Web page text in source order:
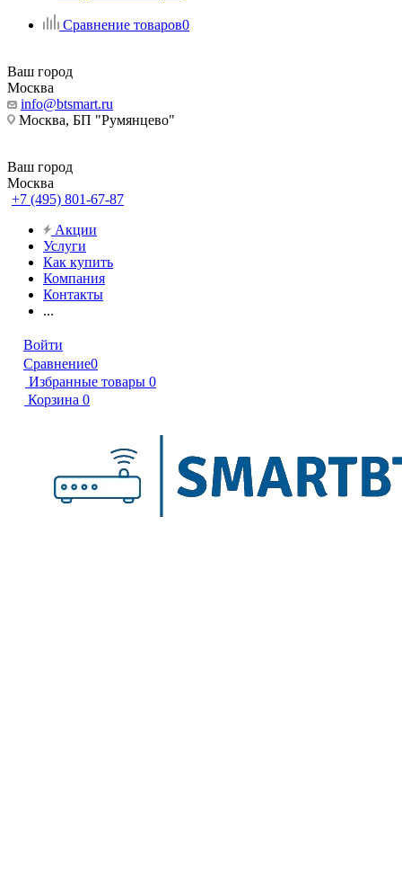
Сравнение товаров0
Ваш город
Москва
info@btsmart.ru
Москва, БП "Румянцево"
Ваш город
Москва
+7 (495) 801-67-87
Акции
Услуги
Как купить
Компания
Контакты
...
Войти
Сравнение0
Избранные товары 0
Корзина 0